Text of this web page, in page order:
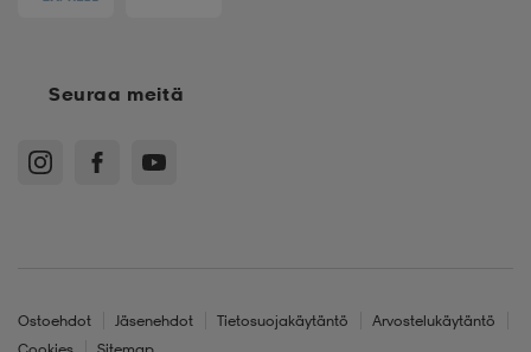
Ostoehdot Jäsenehdot